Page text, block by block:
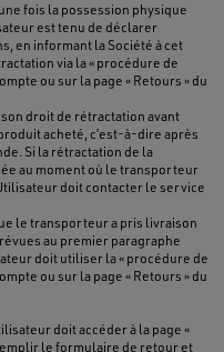
fois la possession physique
est tenu de déclarer
en informant la Société à cet
via la « procédure de
ou sur la page « Retours » du
droit de rétractation avant
acheté, c’est-à-dire après
Si la rétractation de la
au moment où le transporteur
doit contacter le service
le transporteur a pris livraison
au premier paragraphe
doit utiliser la « procédure de
ou sur la page « Retours » du
doit accéder à la page «
le formulaire de retour et